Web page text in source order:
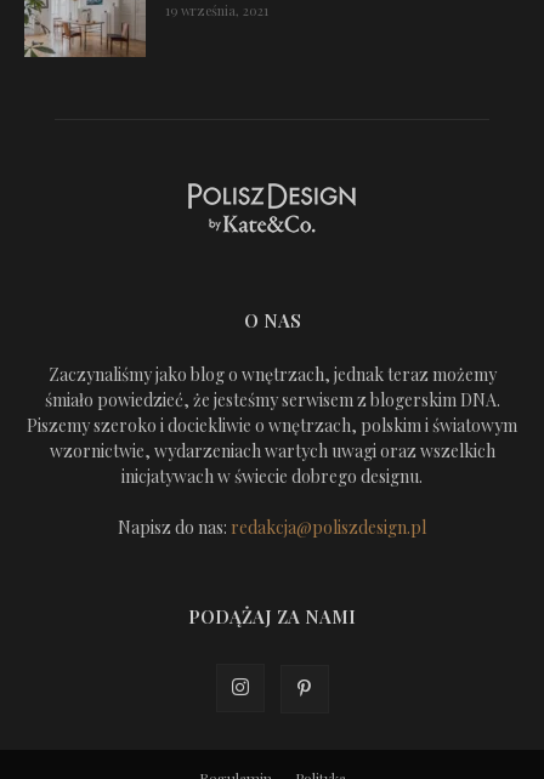
19 września, 2021
O NAS
Zaczynaliśmy jako blog o wnętrzach, jednak teraz możemy
śmiało powiedzieć, że jesteśmy serwisem z blogerskim DNA.
Piszemy szeroko i dociekliwie o wnętrzach, polskim i światowym
wzornictwie, wydarzeniach wartych uwagi oraz wszelkich
inicjatywach w świecie dobrego designu.
Napisz do nas: redakcja@poliszdesign.pl
PODĄŻAJ ZA NAMI